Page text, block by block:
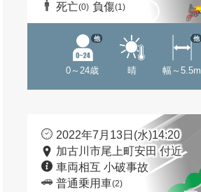
死亡(0) 負傷(1)
0～24歳
他
晴 幅～5.5m
他
2022年7月13日(水)14:20
加古川市尾上町安田 付近
車両相互 小破事故
普通乗用車(2)